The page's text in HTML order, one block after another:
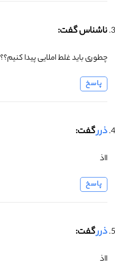
ناشناس گفت:
چطوری باید غلط املایی پیدا کنیم؟؟
پاسخ
ذررگفت:
ااذ
پاسخ
ذررگفت:
ااذ